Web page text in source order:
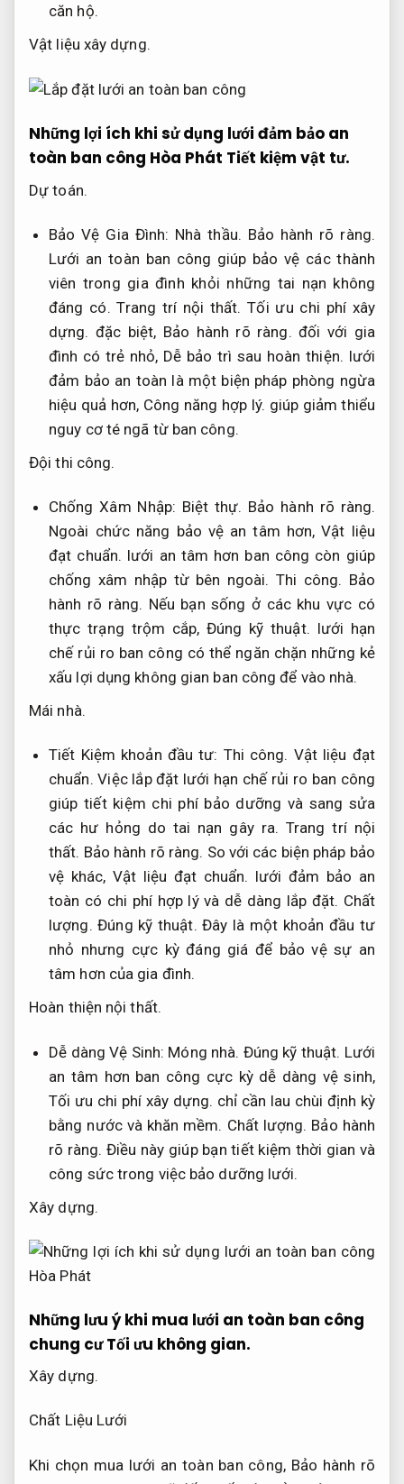
căn hộ.
Vật liệu xây dựng.
Những lợi ích khi sử dụng lưới đảm bảo an
toàn ban công Hòa Phát Tiết kiệm vật tư.
Dự toán.
Bảo Vệ Gia Đình: Nhà thầu. Bảo hành rõ ràng.
Lưới an toàn ban công giúp bảo vệ các thành
viên trong gia đình khỏi những tai nạn không
đáng có.Trang trí nội thất. Tối ưu chi phí xây
dựng. đặc biệt, Bảo hành rõ ràng. đối với gia
đình có trẻ nhỏ, Dễ bảo trì sau hoàn thiện. lưới
đảm bảo an toàn là một biện pháp phòng ngừa
hiệu quả hơn, Công năng hợp lý. giúp giảm thiểu
nguy cơ té ngã từ ban công.
Đội thi công.
Chống Xâm Nhập: Biệt thự. Bảo hành rõ ràng.
Ngoài chức năng bảo vệ an tâm hơn,Vật liệu
đạt chuẩn. lưới an tâm hơn ban công còn giúp
chống xâm nhập từ bên ngoài. Thi công. Bảo
hành rõ ràng. Nếu bạn sống ở các khu vực có
thực trạng trộm cắp, Đúng kỹ thuật. lưới hạn
chế rủi ro ban công có thể ngăn chặn những kẻ
xấu lợi dụng không gian ban công để vào nhà.
Mái nhà.
Tiết Kiệm khoản đầu tư: Thi công. Vật liệu đạt
chuẩn. Việc lắp đặt lưới hạn chế rủi ro ban công
giúp tiết kiệm chi phí bảo dưỡng và sang sửa
các hư hỏng do tai nạn gây ra. Trang trí nội
thất. Bảo hành rõ ràng. So với các biện pháp bảo
vệ khác, Vật liệu đạt chuẩn. lưới đảm bảo an
toàn có chi phí hợp lý và dễ dàng lắp đặt. Chất
lượng. Đúng kỹ thuật. Đây là một khoản đầu tư
nhỏ nhưng cực kỳ đáng giá để bảo vệ sự an
tâm hơn của gia đình.
Hoàn thiện nội thất.
Dễ dàng Vệ Sinh: Móng nhà. Đúng kỹ thuật. Lưới
an tâm hơn ban công cực kỳ dễ dàng vệ sinh,
Tối ưu chi phí xây dựng. chỉ cần lau chùi định kỳ
bằng nước và khăn mềm. Chất lượng. Bảo hành
rõ ràng. Điều này giúp bạn tiết kiệm thời gian và
công sức trong việc bảo dưỡng lưới.
Xây dựng.
Những lưu ý khi mua lưới an toàn ban công
chung cưTối ưu không gian.
Xây dựng.
Chất Liệu Lưới
Khi chọn mua lưới an toàn ban công, Bảo hành rõ